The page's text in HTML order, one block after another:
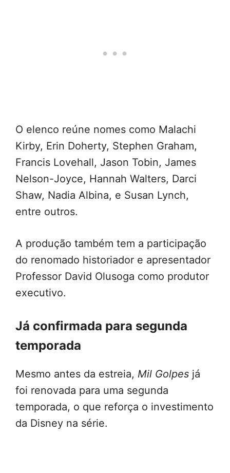
O elenco reúne nomes como Malachi
Kirby, Erin Doherty, Stephen Graham,
Francis Lovehall, Jason Tobin, James
Nelson-Joyce, Hannah Walters, Darci
Shaw, Nadia Albina, e Susan Lynch,
entre outros.
A produção também tem a participação
do renomado historiador e apresentador
Professor David Olusoga como produtor
executivo.
Já confirmada para segunda
temporada
Mesmo antes da estreia, Mil Golpes já
foi renovada para uma segunda
temporada, o que reforça o investimento
da Disney na série.